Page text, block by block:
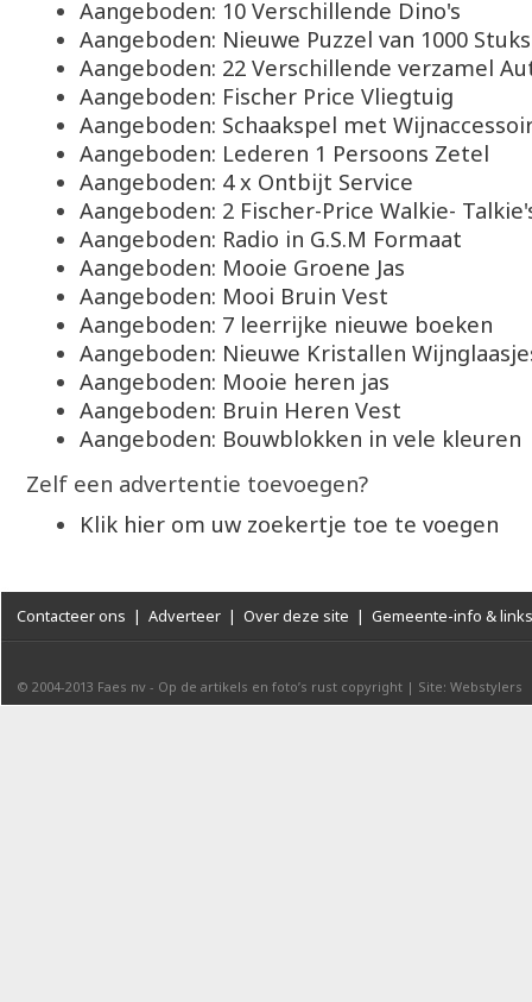
Aangeboden: 10 Verschillende Dino's
Aangeboden: Nieuwe Puzzel van 1000 Stuks
Aangeboden: 22 Verschillende verzamel
Aangeboden: Fischer Price Vliegtuig
Aangeboden: Schaakspel met
Aangeboden: Lederen 1 Persoons Zetel
Aangeboden: 4 x Ontbijt Service
Aangeboden: 2 Fischer-Price Walkie-
Aangeboden: Radio in G.S.M Formaat
Aangeboden: Mooie Groene Jas
Aangeboden: Mooi Bruin Vest
Aangeboden: 7 leerrijke nieuwe boeken
Aangeboden: Nieuwe Kristallen
Aangeboden: Mooie heren jas
Aangeboden: Bruin Heren Vest
Aangeboden: Bouwblokken in vele kleuren
Zelf een advertentie toevoegen?
Klik hier om uw zoekertje toe te voegen
Contacteer ons | Adverteer | Over deze site | Gemeente-info & links
© 2004-2013 Faes nv - Op de artikels en foto’s rust copyright | Site: Webstylers